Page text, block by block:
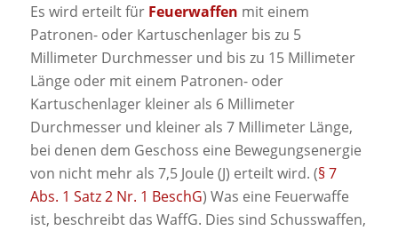
Es wird erteilt für Feuerwaffen mit einem
Patronen- oder Kartuschenlager bis zu 5
Millimeter Durchmesser und bis zu 15 Millimeter
Länge oder mit einem Patronen- oder
Kartuschenlager kleiner als 6 Millimeter
Durchmesser und kleiner als 7 Millimeter Länge,
bei denen dem Geschoss eine Bewegungsenergie
von nicht mehr als 7,5 Joule (J) erteilt wird. (§ 7
Abs. 1 Satz 2 Nr. 1 BeschG) Was eine Feuerwaffe
ist, beschreibt das WaffG. Dies sind Schusswaffen,